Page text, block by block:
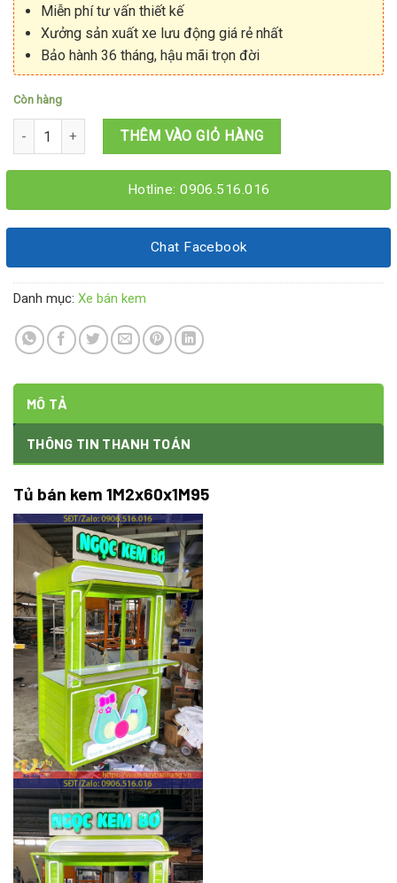
Miễn phí tư vấn thiết kế
Xưởng sản xuất xe lưu động giá rẻ nhất
Bảo hành 36 tháng, hậu mãi trọn đời
Còn hàng
Tủ bán kem 1M2x60x1M95 số lượng
THÊM VÀO GIỎ HÀNG
Hotline: 0906.516.016
Chat Facebook
Danh mục: Xe bán kem
MÔ TẢ
THÔNG TIN THANH TOÁN
Tủ bán kem 1M2x60x1M95